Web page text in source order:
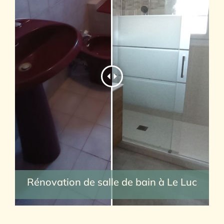
Rénovation de salle de bain à Le Luc